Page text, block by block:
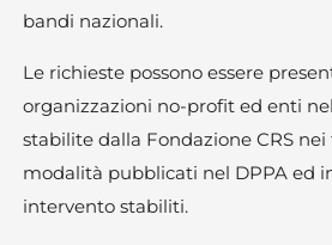
bandi nazionali.
Le richieste possono essere
organizzazioni no-profit ed enti
stabilite dalla Fondazione CRS
modalità pubblicati nel DPPA ed
intervento stabiliti.